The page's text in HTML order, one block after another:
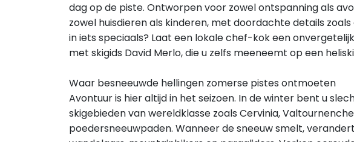
dag op de piste. Ontworpen voor zowel ontspanning als
zowel huisdieren als kinderen, met doordachte details
in iets speciaals? Laat een lokale chef-kok een
met skigids David Merlo, die u zelfs meeneemt op een
Waar besneeuwde hellingen zomerse pistes ontmoeten
Avontuur is hier altijd in het seizoen. In de winter bent u
skigebieden van wereldklasse zoals Cervinia,
poedersneeuwpaden. Wanneer de sneeuw smelt,